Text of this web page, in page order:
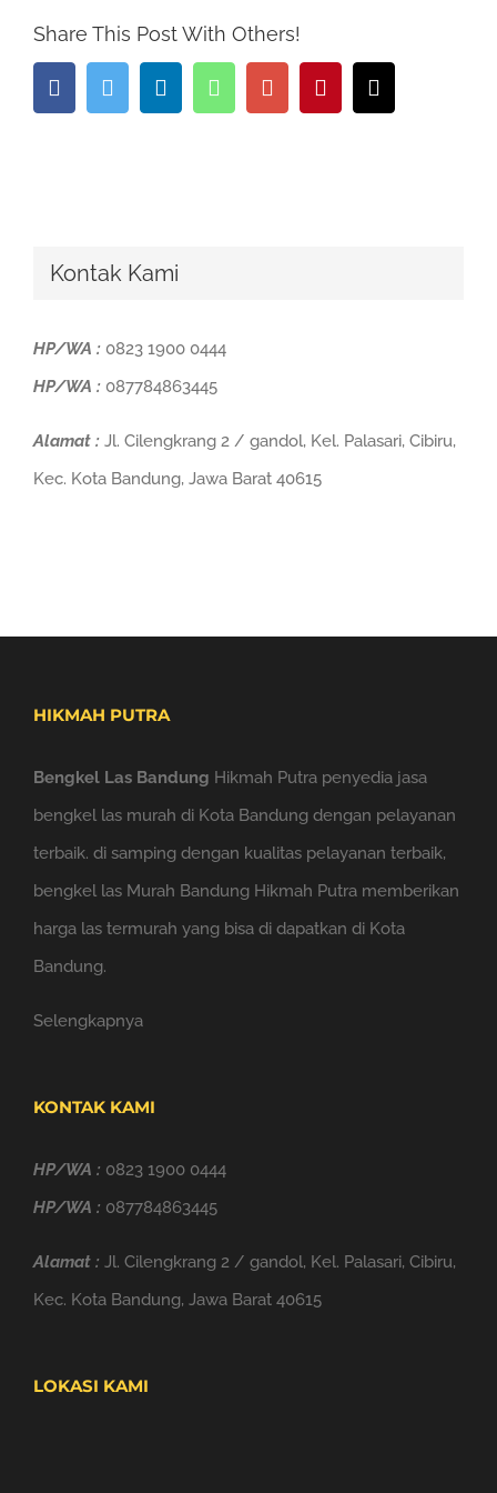
Share This Post With Others!
FacebookTwitter LinkedinWhatsappGoogle+Pinterest
Kontak Kami
HP/WA : 0823 1900 0444
HP/WA : 087784863445
Alamat : Jl. Cilengkrang 2 / gandol, Kel. Palasari, Cibiru,
Kec. Kota Bandung, Jawa Barat 40615
HIKMAH PUTRA
Bengkel Las Bandung Hikmah Putra penyedia jasa
bengkel las murah di Kota Bandung dengan pelayanan
terbaik. di samping dengan kualitas pelayanan terbaik,
bengkel las Murah Bandung Hikmah Putra memberikan
harga las termurah yang bisa di dapatkan di Kota
Bandung.
Selengkapnya
KONTAK KAMI
HP/WA : 0823 1900 0444
HP/WA : 087784863445
Alamat : Jl. Cilengkrang 2 / gandol, Kel. Palasari, Cibiru,
Kec. Kota Bandung, Jawa Barat 40615
LOKASI KAMI